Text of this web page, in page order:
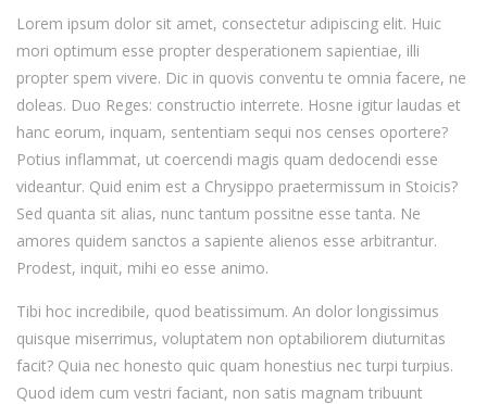
Lorem ipsum dolor sit amet, consectetur adipiscing elit. Huic
mori optimum esse propter desperationem sapientiae, illi
propter spem vivere. Dic in quovis conventu te omnia facere, ne
doleas. Duo Reges: constructio interrete. Hosne igitur laudas et
hanc eorum, inquam, sententiam sequi nos censes oportere?
Potius inflammat, ut coercendi magis quam dedocendi esse
videantur. Quid enim est a Chrysippo praetermissum in Stoicis?
Sed quanta sit alias, nunc tantum possitne esse tanta. Ne
amores quidem sanctos a sapiente alienos esse arbitrantur.
Prodest, inquit, mihi eo esse animo.
Tibi hoc incredibile, quod beatissimum. An dolor longissimus
quisque miserrimus, voluptatem non optabiliorem diuturnitas
facit? Quia nec honesto quic quam honestius nec turpi turpius.
Quod idem cum vestri faciant, non satis magnam tribuunt